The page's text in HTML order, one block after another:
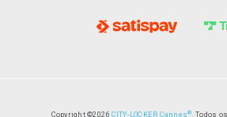
Copyright ©2026 CITY-LOCKER Cannes® . Todos